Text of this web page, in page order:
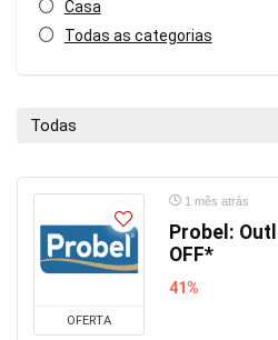
Casa
Todas as categorias
Todas
OFERTA
1 mês atrás
Probel:
OFF*
41%